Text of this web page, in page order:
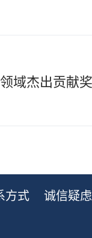
域杰出贡献奖
方式 诚信疑